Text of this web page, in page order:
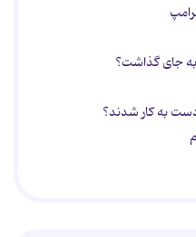
به کار شدند؟